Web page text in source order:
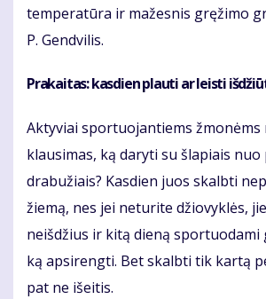
temperatūra ir mažesnis gręžimo
P. Gendvilis.
Prakaitas: kasdien plauti ar leisti
Aktyviai sportuojantiems žmonėms
klausimas, ką daryti su šlapiais
drabužiais? Kasdien juos skalbti
žiemą, nes jei neturite džiovyklės,
neišdžius ir kitą dieną
ką apsirengti. Bet skalbti tik kartą
pat ne išeitis.